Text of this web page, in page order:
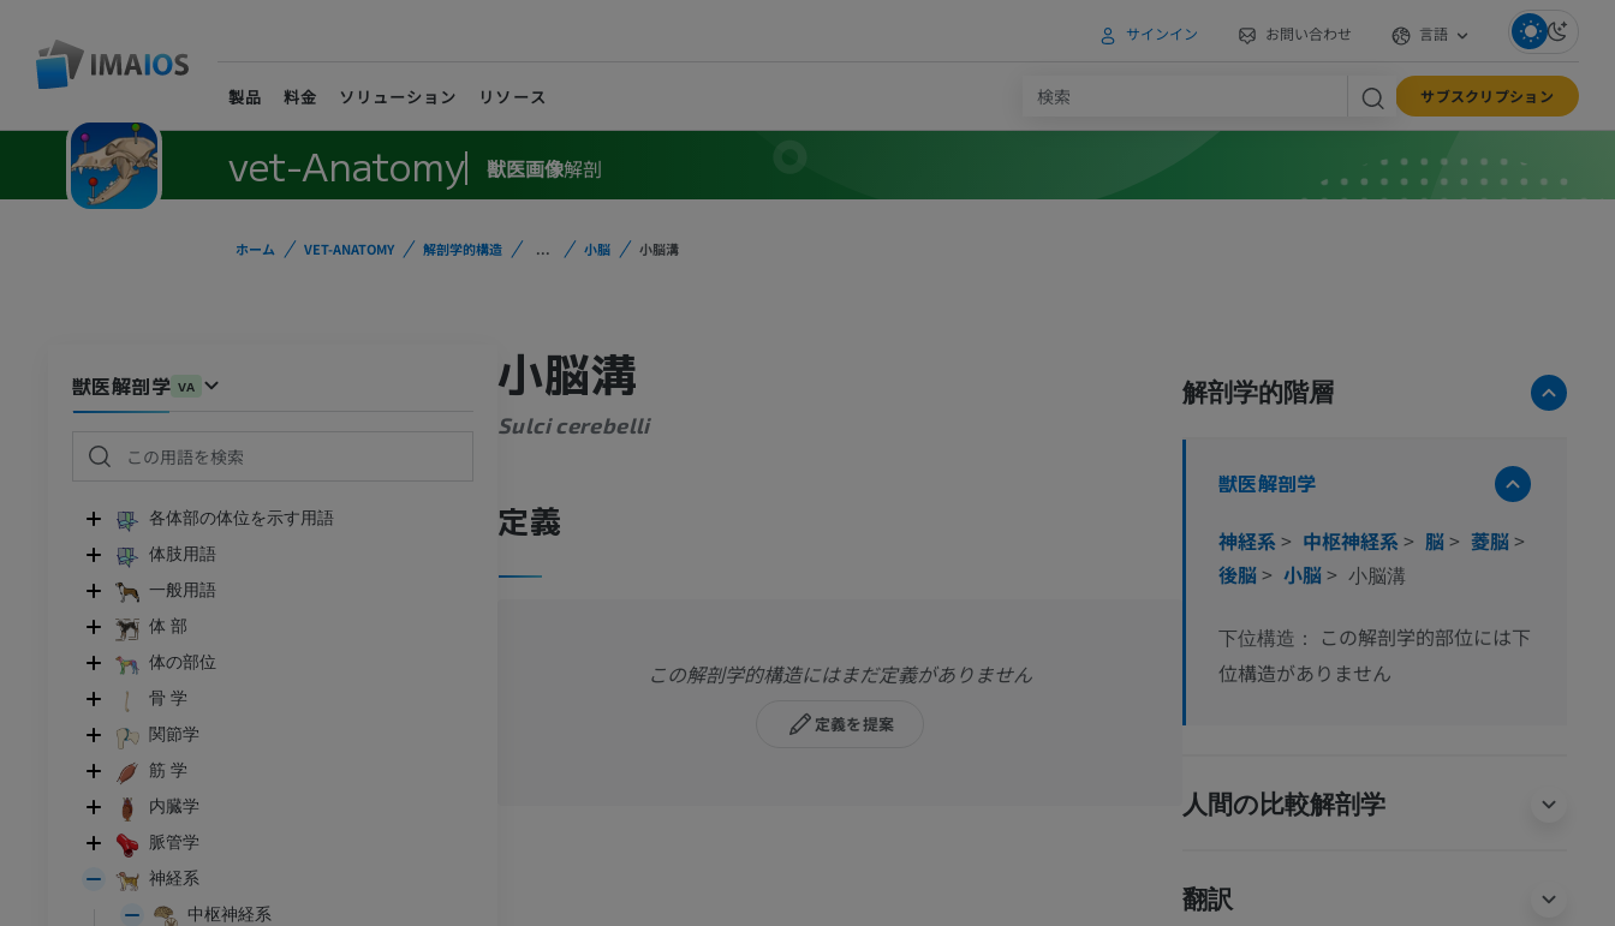
サインイン お問い合わせ 言語
製品 料金 ソリューション リソース サブスクリプション
vet-Anatomy 獣医画像解剖
ホーム VET-ANATOMY 解剖学的構造 ... 小脳 小脳溝
獣医解剖学 VA
各体部の体位を示す用語
体肢用語
一般用語
体 部
体の部位
骨 学
関節学
筋 学
内臓学
脈管学
神経系
中枢神経系
小脳溝
Sulci cerebelli
定義
この解剖学的構造にはまだ定義がありません
定義を提案
解剖学的階層
獣医解剖学
神経系> 中枢神経系> 脳> 菱脳>
後脳> 小脳> 小脳溝
下位構造：
この解剖学的部位には下
位構造がありません
人間の比較解剖学
翻訳